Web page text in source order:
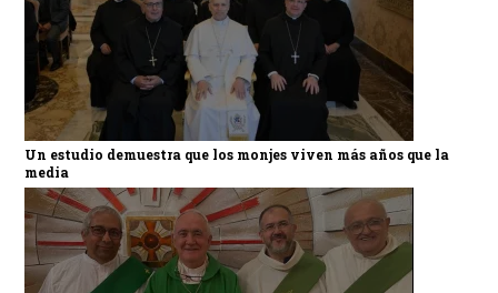
Un estudio demuestra que los monjes viven más años que la
media